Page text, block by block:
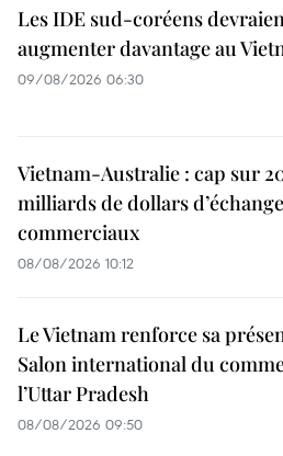
Les IDE sud-coréens
augmenter davantage au
09/08/2026 06:30
Vietnam-Australie : cap sur
milliards de dollars
commerciaux
08/08/2026 10:12
Le Vietnam renforce sa
Salon international du
l’Uttar Pradesh
08/08/2026 09:50